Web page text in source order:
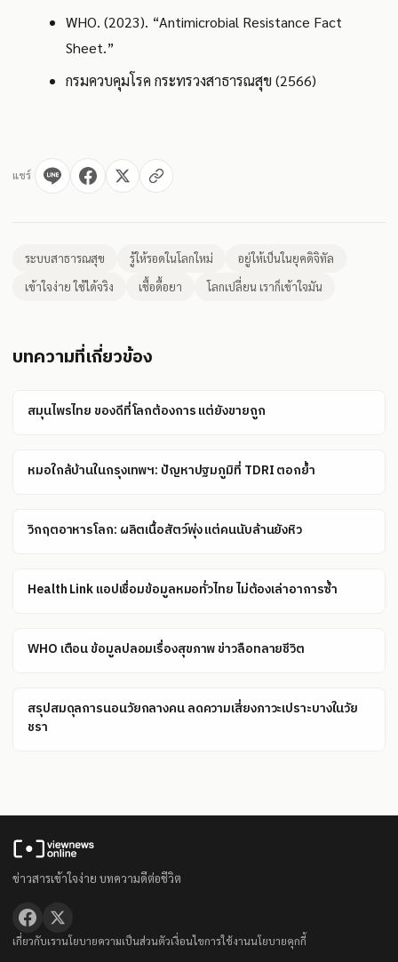
WHO. (2023). “Antimicrobial Resistance Fact
Sheet.”
กรมควบคุมโรค กระทรวงสาธารณสุข (2566)
แชร์
ระบบสาธารณสุข รู้ให้รอดในโลกใหม่
อยู่ให้เป็นในยุคดิจิทัล
เข้าใจง่าย ใช้ได้จริง
เชื้อดื้อยา โลกเปลี่ยน เราก็เข้าใจมัน
บทความที่เกี่ยวข้อง
สมุนไพรไทย ของดีที่โลกต้องการ แต่ยังขายถูก
หมอใกล้บ้านในกรุงเทพฯ: ปัญหาปฐมภูมิที่ TDRI ตอกย้ำ
วิกฤตอาหารโลก: ผลิตเนื้อสัตว์พุ่ง แต่คนนับล้านยังหิว
Health Link แอปเชื่อมข้อมูลหมอทั่วไทย ไม่ต้องเล่าอาการซ้ำ
WHO เตือน ข้อมูลปลอมเรื่องสุขภาพ ข่าวลือทลายชีวิต
สรุปสมดุลการนอนวัยกลางคน ลดความเสี่ยงภาวะเปราะบางในวัย
ชรา
ข่าวสารเข้าใจง่าย บทความดีต่อชีวิต
เกี่ยวกับเรานโยบายความเป็นส่วนตัวเงื่อนไขการใช้งานนโยบายคุกกี้